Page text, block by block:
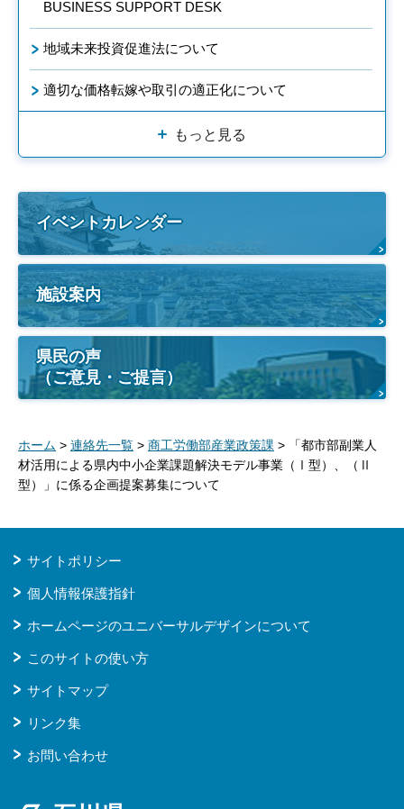
BUSINESS SUPPORT DESK
地域未来投資促進法について
適切な価格転嫁や取引の適正化について
もっと見る
イベントカレンダー
施設案内
県民の声
（ご意見・ご提言）
ホーム > 連絡先一覧 > 商工労働部産業政策課 > 「都市部副業人
材活用による県内中小企業課題解決モデル事業（Ⅰ型）、（Ⅱ
型）」に係る企画提案募集について
サイトポリシー
個人情報保護指針
ホームページのユニバーサルデザインについて
このサイトの使い方
サイトマップ
リンク集
お問い合わせ